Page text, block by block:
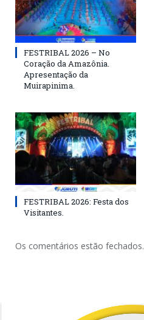
FESTRIBAL 2026 – No
Coração da Amazônia.
Apresentação da
Muirapinima.
FESTRIBAL 2026: Festa dos
Visitantes.
Os comentários estão fechados.